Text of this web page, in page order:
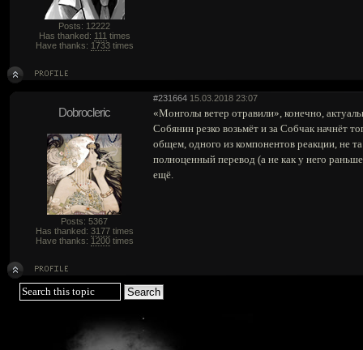
Posts: 12222
Has thanked: 111 times
Have thanks: 1733times
#231664 15.03.2018 23:07
Dobrocleric
Posts: 5367
Has thanked: 3177times
Have thanks: 1200times
«Монголы ветер отравили», конечно,
Собянин резко возьмёт и за Собчак начнёт
общем, одного из компонентов реакции, не
полноценный перевод (а не как у него
ещё.